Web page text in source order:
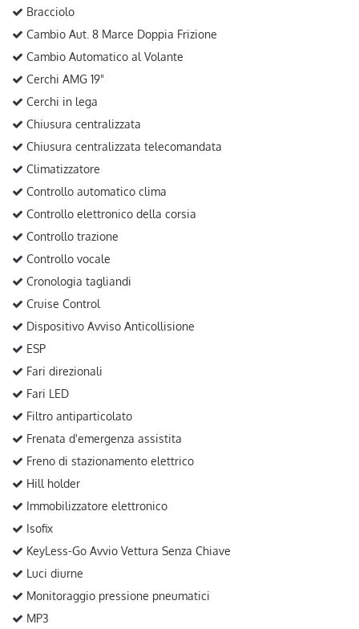
Bracciolo
Cambio Aut. 8 Marce Doppia Frizione
Cambio Automatico al Volante
Cerchi AMG 19"
Cerchi in lega
Chiusura centralizzata
Chiusura centralizzata telecomandata
Climatizzatore
Controllo automatico clima
Controllo elettronico della corsia
Controllo trazione
Controllo vocale
Cronologia tagliandi
Cruise Control
Dispositivo Avviso Anticollisione
ESP
Fari direzionali
Fari LED
Filtro antiparticolato
Frenata d'emergenza assistita
Freno di stazionamento elettrico
Hill holder
Immobilizzatore elettronico
Isofix
KeyLess-Go Avvio Vettura Senza Chiave
Luci diurne
Monitoraggio pressione pneumatici
MP3